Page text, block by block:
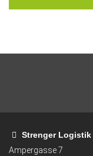
Strenger Logistik
Ampergasse 7